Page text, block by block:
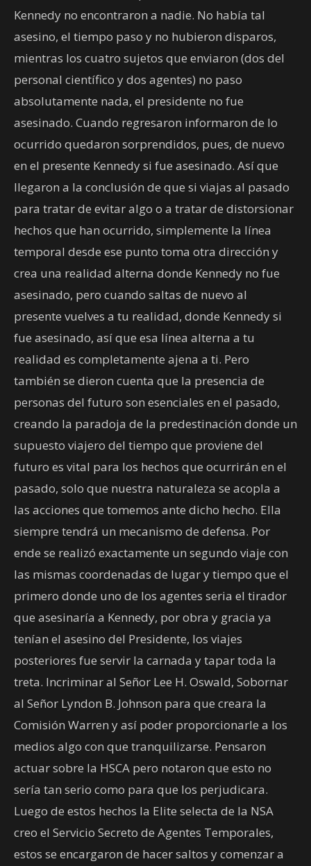
Kennedy no encontraron a nadie. No había tal
asesino, el tiempo paso y no hubieron disparos,
mientras los cuatro sujetos que enviaron (dos del
personal científico y dos agentes) no paso
absolutamente nada, el presidente no fue
asesinado. Cuando regresaron informaron de lo
ocurrido quedaron sorprendidos, pues, de nuevo
en el presente Kennedy si fue asesinado. Así que
llegaron a la conclusión de que si viajas al pasado
para tratar de evitar algo o a tratar de distorsionar
hechos que han ocurrido, simplemente la línea
temporal desde ese punto toma otra dirección y
crea una realidad alterna donde Kennedy no fue
asesinado, pero cuando saltas de nuevo al
presente vuelves a tu realidad, donde Kennedy si
fue asesinado, así que esa línea alterna a tu
realidad es completamente ajena a ti. Pero
también se dieron cuenta que la presencia de
personas del futuro son esenciales en el pasado,
creando la paradoja de la predestinación donde un
supuesto viajero del tiempo que proviene del
futuro es vital para los hechos que ocurrirán en el
pasado, solo que nuestra naturaleza se acopla a
las acciones que tomemos ante dicho hecho. Ella
siempre tendrá un mecanismo de defensa. Por
ende se realizó exactamente un segundo viaje con
las mismas coordenadas de lugar y tiempo que el
primero donde uno de los agentes seria el tirador
que asesinaría a Kennedy, por obra y gracia ya
tenían el asesino del Presidente, los viajes
posteriores fue servir la carnada y tapar toda la
treta. Incriminar al Señor Lee H. Oswald, Sobornar
al Señor Lyndon B. Johnson para que creara la
Comisión Warren y así poder proporcionarle a los
medios algo con que tranquilizarse. Pensaron
actuar sobre la HSCA pero notaron que esto no
sería tan serio como para que los perjudicara.
Luego de estos hechos la Elite selecta de la NSA
creo el Servicio Secreto de Agentes Temporales,
estos se encargaron de hacer saltos y comenzar a